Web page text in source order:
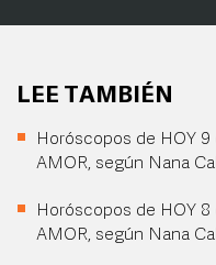
LEE TAMBIÉN
Horóscopos de HOY
AMOR, según Nana
Horóscopos de HOY
AMOR, según Nana